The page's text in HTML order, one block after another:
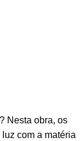
Nesta obra, os
com a matéria